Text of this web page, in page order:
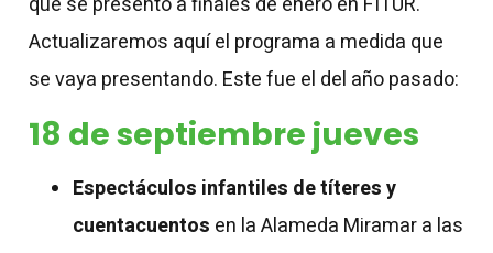
Actualizaremos aquí el programa a medida que
se vaya presentando. Este fue el del año pasado:
18 de septiembre jueves
Espectáculos infantiles de títeres y
cuentacuentos en la Alameda Miramar a las